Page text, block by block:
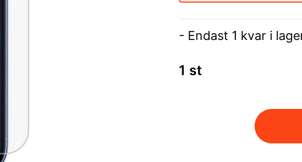
- Endast 1 kvar i
1 st